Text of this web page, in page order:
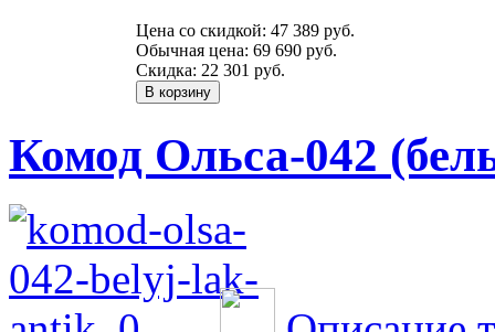
Цена со скидкой: 47 389 руб.
Обычная цена: 69 690 руб.
Скидка: 22 301 руб.
Комод Ольса-042